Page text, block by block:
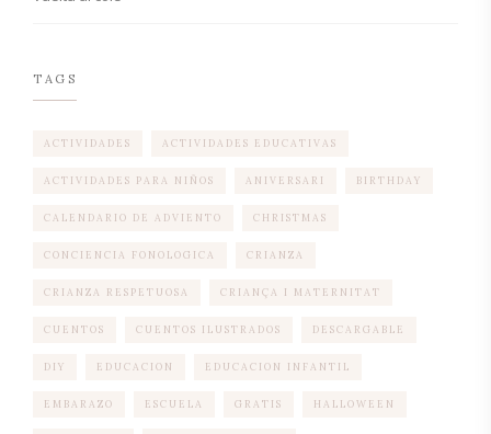
TAGS
ACTIVIDADES ACTIVIDADES EDUCATIVAS
ACTIVIDADES PARA NIÑOS ANIVERSARI BIRTHDAY
CALENDARIO DE ADVIENTO CHRISTMAS
CONCIENCIA FONOLOGICA CRIANZA
CRIANZA RESPETUOSA CRIANÇA I MATERNITAT
CUENTOS CUENTOS ILUSTRADOS DESCARGABLE
DIY EDUCACION EDUCACION INFANTIL
EMBARAZO ESCUELA GRATIS HALLOWEEN